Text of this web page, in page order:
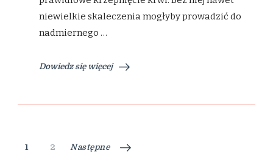
niewielkie skaleczenia mogłyby prowadzić do
nadmiernego …
Dowiedz się więcej
Stronicowanie
Strona
1 Strona
2 Następne